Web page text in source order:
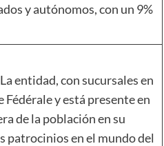
y autónomos, con un 9%
entidad, con sucursales en
y está presente en
de la población en su
patrocinios en el mundo del